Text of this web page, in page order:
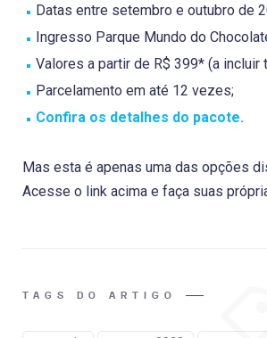
Datas entre setembro e outubro de
Ingresso Parque Mundo do
Valores a partir de R$ 399* (a incluir
Parcelamento em até 12 vezes;
Confira os detalhes do pacote.
Mas esta é apenas uma das opções
Acesse o link acima e faça suas
TAGS DO ARTIGO